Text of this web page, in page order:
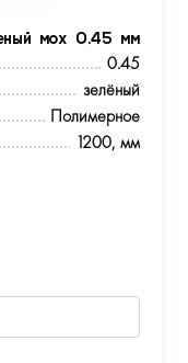
мох 0.45 мм
0.45
зелёный
Полимерное
1200, мм